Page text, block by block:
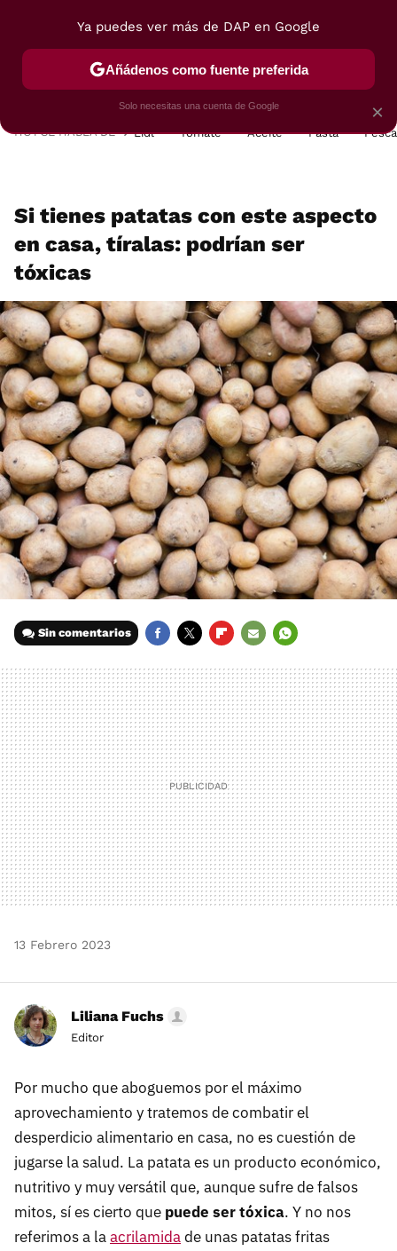
POSTRES VIAJES SELECCIÓN VEGUI
HOY SE HABLA DE Lidl Tomate Aceite Pasta
Si tienes patatas con este aspecto
en casa, tíralas: podrían ser
tóxicas
Sin comentarios
MAIL
13 Febrero 2023
Liliana Fuchs
Editor
Por mucho que aboguemos por el máximo
aprovechamiento y tratemos de combatir el
desperdicio alimentario en casa, no es cuestión de
jugarse la salud. La patata es un producto económico,
nutritivo y muy versátil que, aunque sufre de falsos
mitos, sí es cierto que puede ser tóxica. Y no nos
referimos a laacrilamidade unas patatas fritas
×
Ya puedes ver más de DAP en Google
Añádenos como fuente preferida
Solo necesitas una cuenta de Google